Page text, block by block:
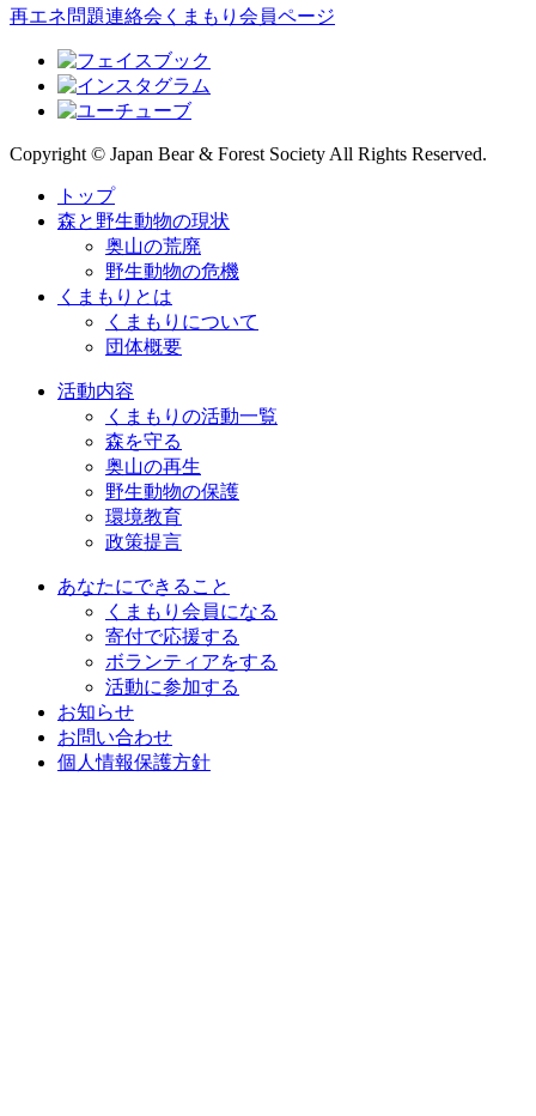
再エネ問題連絡会 くまもり会員ページ
Copyright © Japan Bear & Forest Society All Rights Reserved.
トップ
森と野生動物の現状
奥山の荒廃
野生動物の危機
くまもりとは
くまもりについて
団体概要
活動内容
くまもりの活動一覧
森を守る
奥山の再生
野生動物の保護
環境教育
政策提言
あなたにできること
くまもり会員になる
寄付で応援する
ボランティアをする
活動に参加する
お知らせ
お問い合わせ
個人情報保護方針